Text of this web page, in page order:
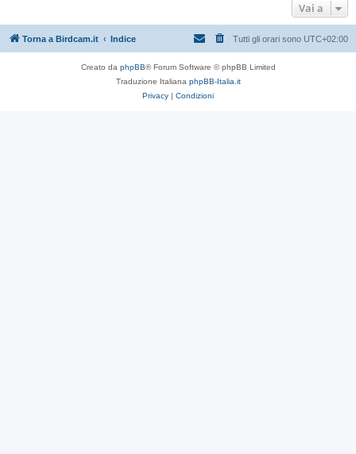
Vai a
Torna a Birdcam.it Indice Tutti gli orari sono UTC+02:00
Creato da phpBB® Forum Software © phpBB Limited
Traduzione Italiana phpBB-Italia.it
Privacy | Condizioni